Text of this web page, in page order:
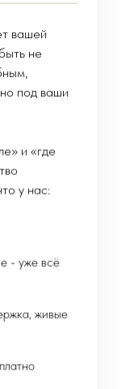
вашей
не
под ваши
и «где
у нас:
- уже всё
живые